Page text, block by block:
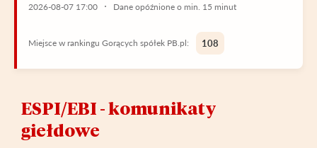
2026-08-07 17:00 Dane opóźnione o min. 15 minut
Miejsce w rankingu Gorących spółek PB.pl: 108
ESPI/EBI - komunikaty
giełdowe